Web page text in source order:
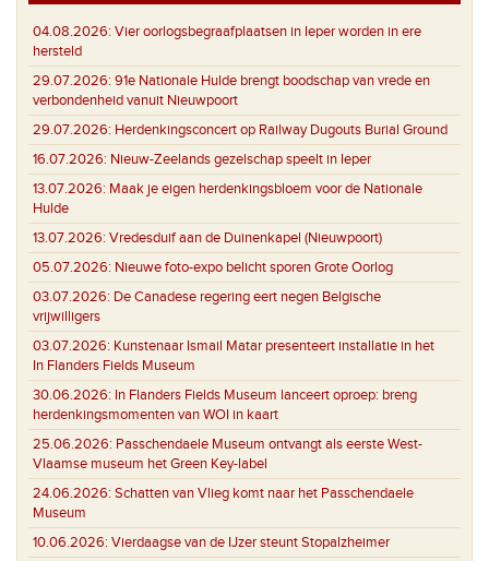
04.08.2026: Vier oorlogsbegraafplaatsen in Ieper worden in ere
hersteld
29.07.2026: 91e Nationale Hulde brengt boodschap van vrede en
verbondenheid vanuit Nieuwpoort
29.07.2026: Herdenkingsconcert op Railway Dugouts Burial Ground
16.07.2026: Nieuw-Zeelands gezelschap speelt in Ieper
13.07.2026: Maak je eigen herdenkingsbloem voor de Nationale
Hulde
13.07.2026: Vredesduif aan de Duinenkapel (Nieuwpoort)
05.07.2026: Nieuwe foto-expo belicht sporen Grote Oorlog
03.07.2026: De Canadese regering eert negen Belgische
vrijwilligers
03.07.2026: Kunstenaar Ismail Matar presenteert installatie in het
In Flanders Fields Museum
30.06.2026: In Flanders Fields Museum lanceert oproep: breng
herdenkingsmomenten van WOI in kaart
25.06.2026: Passchendaele Museum ontvangt als eerste West-
Vlaamse museum het Green Key-label
24.06.2026: Schatten van Vlieg komt naar het Passchendaele
Museum
10.06.2026: Vierdaagse van de IJzer steunt Stopalzheimer